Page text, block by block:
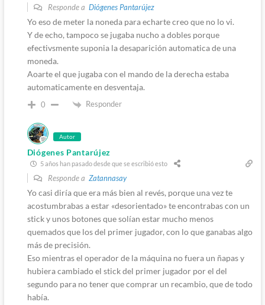
Responde a Diógenes Pantarújez
Yo eso de meter la noneda para echarte creo que no lo vi.
Y de echo, tampoco se jugaba nucho a dobles porque
efectivsmente suponia la desaparición automatica de una
moneda.
Aoarte el que jugaba con el mando de la derecha estaba
automaticamente en desventaja.
0 Responder
Autor
Diógenes Pantarújez
5 años han pasado desde que se escribió esto
Responde a Zatannasay
Yo casi diría que era más bien al revés, porque una vez te
acostumbrabas a estar «desorientado» te encontrabas con un
stick y unos botones que solían estar mucho menos
quemados que los del primer jugador, con lo que ganabas algo
más de precisión.
Eso mientras el operador de la máquina no fuera un ñapas y
hubiera cambiado el stick del primer jugador por el del
segundo para no tener que comprar un recambio, que de todo
había.